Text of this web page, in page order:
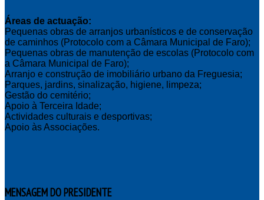
Áreas de actuação:
Pequenas obras de arranjos urbanísticos e de conservação
de caminhos (Protocolo com a Câmara Municipal de Faro);
Pequenas obras de manutenção de escolas (Protocolo com
a Câmara Municipal de Faro);
Arranjo e construção de imobiliário urbano da Freguesia;
Parques, jardins, sinalização, higiene, limpeza;
Gestão do cemitério;
Apoio à Terceira Idade;
Actividades culturais e desportivas;
Apoio às Associações.
MENSAGEMDO PRESIDENTE